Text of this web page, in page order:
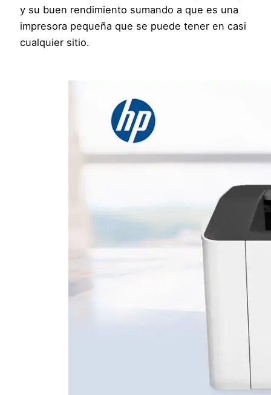
y su buen rendimiento sumando a que es una
impresora pequeña que se puede tener en casi
cualquier sitio.